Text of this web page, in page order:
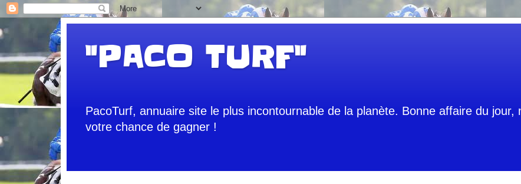
"PACO TURF"
PacoTurf, annuaire site le plus incontournable de la planète. Bonne affaire du jour,
votre chance de gagner !